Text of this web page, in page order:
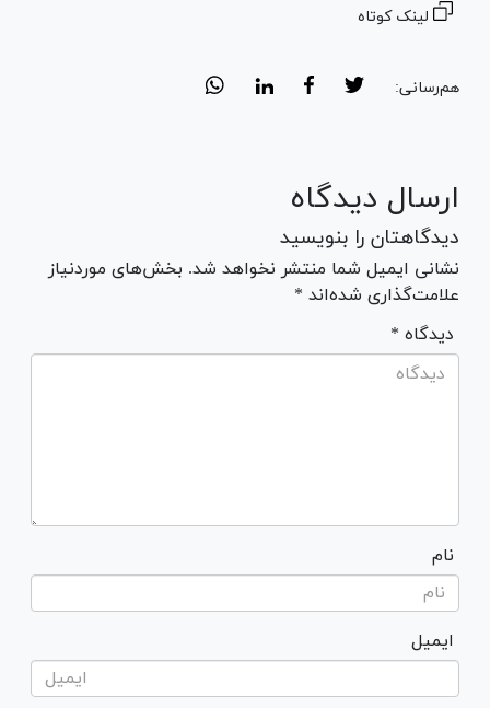
لینک کوتاه
هم‌رسانی:
ارسال دیدگاه
دیدگاهتان را بنویسید
نشانی ایمیل شما منتشر نخواهد شد. بخش‌های موردنیاز
علامت‌گذاری شده‌اند *
* دیدگاه
نام
ایمیل